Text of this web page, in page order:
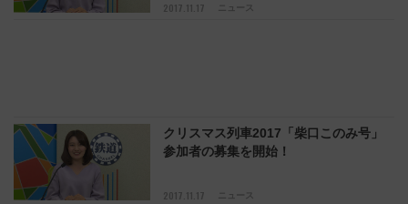
2017.11.17 ニュース
2017.11.17 ニュース
クリスマス列車2017「柴口このみ号」
参加者の募集を開始！